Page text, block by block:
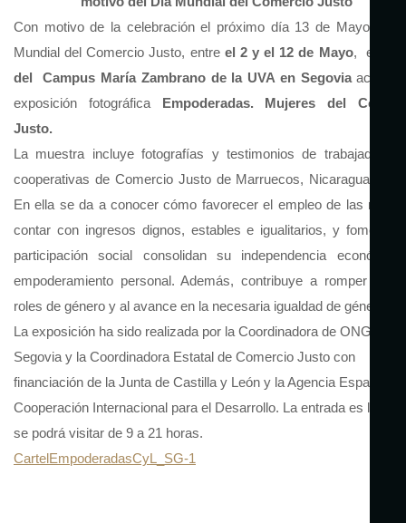
Con motivo de la celebración el próximo día 13 de Mayo del
Mundial del Comercio Justo, entre el 2 y el 12 de Mayo, el
del Campus María Zambrano de la UVA en Segovia
exposición fotográfica Empoderadas. Mujeres del
Justo.
La muestra incluye fotografías y testimonios de trabajadoras
cooperativas de Comercio Justo de Marruecos, Nicaragua e
En ella se da a conocer cómo favorecer el empleo de las
contar con ingresos dignos, estables e igualitarios, y fomentar
participación social consolidan su independencia
empoderamiento personal. Además, contribuye a romper con
roles de género y al avance en la necesaria igualdad de género.
La exposición ha sido realizada por la Coordinadora de ONGD en
Segovia y la Coordinadora Estatal de Comercio Justo con
financiación de la Junta de Castilla y León y la Agencia Española
Cooperación Internacional para el Desarrollo. La entrada es libre y
se podrá visitar de 9 a 21 horas.
CartelEmpoderadasCyL_SG-1